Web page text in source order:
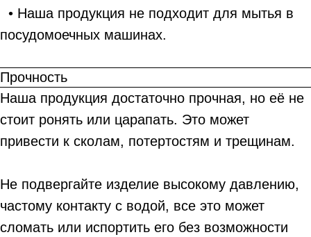
• Наша продукция не подходит для мытья в
посудомоечных машинах.
Прочность
Наша продукция достаточно прочная, но её не
стоит ронять или царапать. Это может
привести к сколам, потертостям и трещинам.
Не подвергайте изделие высокому давлению,
частому контакту с водой, все это может
сломать или испортить его без возможности